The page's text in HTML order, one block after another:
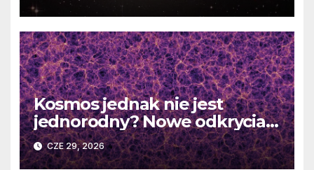
Kosmos jednak nie jest
jednorodny? Nowe odkrycia
DESI burzą fundamentalne
zasady kosmologii
CZE 29, 2026